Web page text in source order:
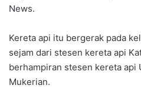
News.
Kereta api itu bergerak pada
sejam dari stesen kereta api
berhampiran stesen kereta api
Mukerian.